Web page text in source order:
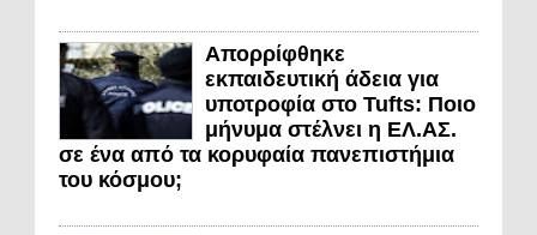
Απορρίφθηκε
εκπαιδευτική άδεια για
υποτροφία στο Tufts: Ποιο
μήνυμα στέλνει η ΕΛ.ΑΣ.
σε ένα από τα κορυφαία πανεπιστήμια
του κόσμου;